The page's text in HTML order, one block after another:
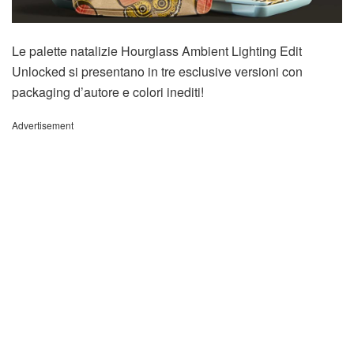
Le palette natalizie Hourglass Ambient Lighting Edit
Unlocked si presentano in tre esclusive versioni con
packaging d’autore e colori inediti!
Advertisement